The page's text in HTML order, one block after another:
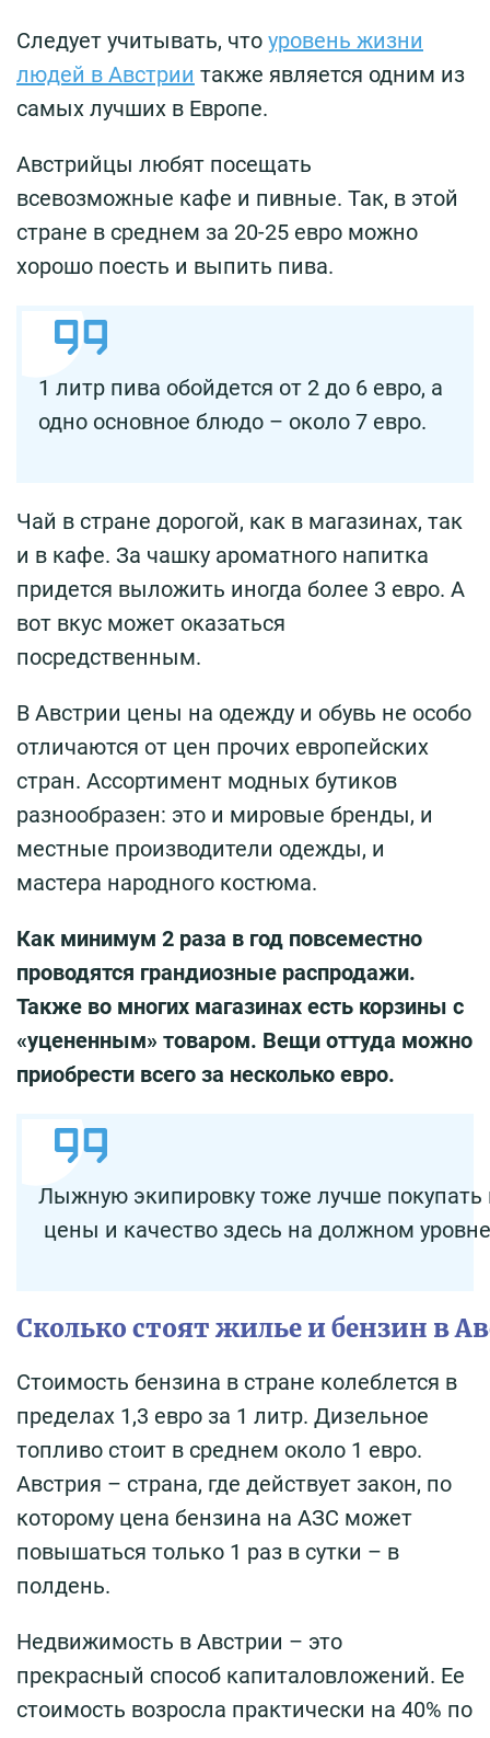
Следует учитывать, что уровень жизни
людей в Австрии также является одним из
самых лучших в Европе.
Австрийцы любят посещать
всевозможные кафе и пивные. Так, в этой
стране в среднем за 20-25 евро можно
хорошо поесть и выпить пива.
1 литр пива обойдется от 2 до 6 евро, а
одно основное блюдо – около 7 евро.
Чай в стране дорогой, как в магазинах, так
и в кафе. За чашку ароматного напитка
придется выложить иногда более 3 евро. А
вот вкус может оказаться
посредственным.
В Австрии цены на одежду и обувь не особо
отличаются от цен прочих европейских
стран. Ассортимент модных бутиков
разнообразен: это и мировые бренды, и
местные производители одежды, и
мастера народного костюма.
Как минимум 2 раза в год повсеместно
проводятся грандиозные распродажи.
Также во многих магазинах есть корзины с
«уцененным» товаром. Вещи оттуда можно
приобрести всего за несколько евро.
Лыжную экипировку тоже лучше покупать
цены и качество здесь на должном
Сколько стоят жилье и бензин в
Стоимость бензина в стране колеблется в
пределах 1,3 евро за 1 литр. Дизельное
топливо стоит в среднем около 1 евро.
Австрия – страна, где действует закон, по
которому цена бензина на АЗС может
повышаться только 1 раз в сутки – в
полдень.
Недвижимость в Австрии – это
прекрасный способ капиталовложений. Ее
стоимость возросла практически на 40% по